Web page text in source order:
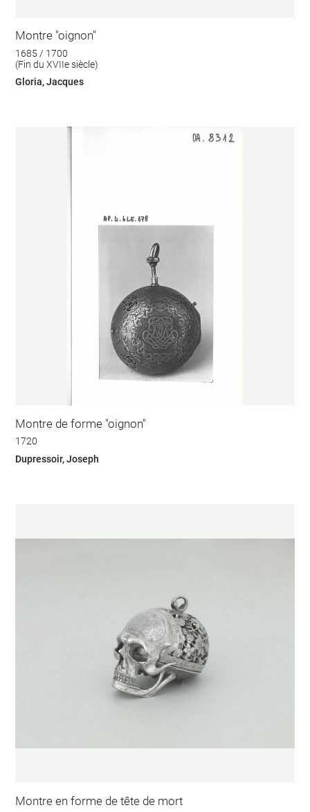
Montre "oignon"
1685 / 1700
(Fin du XVIIe siècle)
Gloria, Jacques
Montre de forme "oignon"
1720
Dupressoir, Joseph
Montre en forme de tête de mort